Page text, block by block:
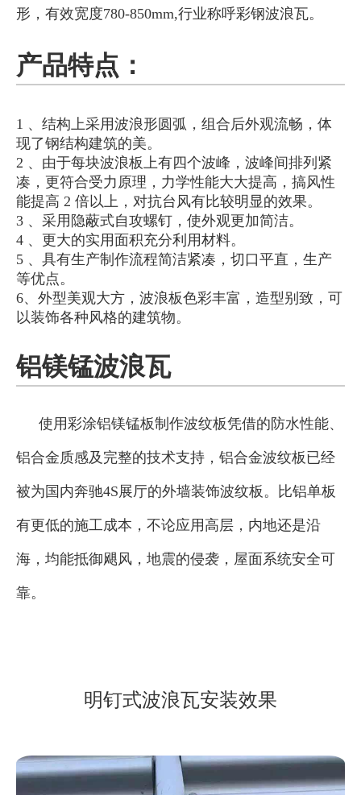
形，有效宽度780-850mm,行业称呼彩钢波浪瓦。
产品特点：
1 、结构上采用波浪形圆弧，组合后外观流畅，体
现了钢结构建筑的美。
2 、由于每块波浪板上有四个波峰，波峰间排列紧
凑，更符合受力原理，力学性能大大提高，搞风性
能提高 2 倍以上，对抗台风有比较明显的效果。
3 、采用隐蔽式自攻螺钉，使外观更加简洁。
4 、更大的实用面积充分利用材料。
5 、具有生产制作流程简洁紧凑，切口平直，生产
等优点。
6、外型美观大方，波浪板色彩丰富，造型别致，可
以装饰各种风格的建筑物。
铝镁锰波浪瓦
使用彩涂铝镁锰板制作波纹板凭借的防水性能、
铝合金质感及完整的技术支持，铝合金波纹板已经
被为国内奔驰4S展厅的外墙装饰波纹板。比铝单板
有更低的施工成本，不论应用高层，内地还是沿
海，均能抵御飓风，地震的侵袭，屋面系统安全可
靠。
明钉式波浪瓦安装效果